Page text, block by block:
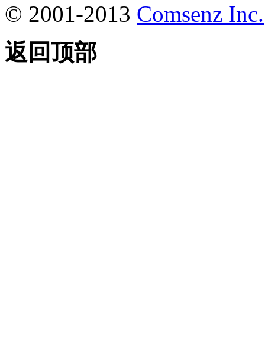
© 2001-2013 Comsenz Inc.
返回顶部